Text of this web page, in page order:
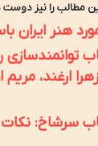
مطالب را نیز دوست
هنر ایران
ارغند، مریم
سرشاخ: نکات